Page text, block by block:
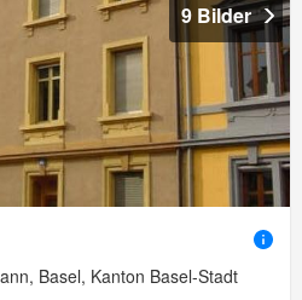
9 Bilder
Basel, Kanton Basel-Stadt